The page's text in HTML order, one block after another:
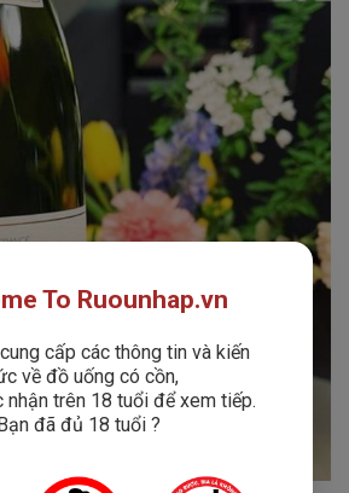
To Ruounhap.vn
cấp các thông tin và kiến
về đồ uống có cồn,
nhận trên 18 tuổi để xem tiếp.
đã đủ 18 tuổi ?